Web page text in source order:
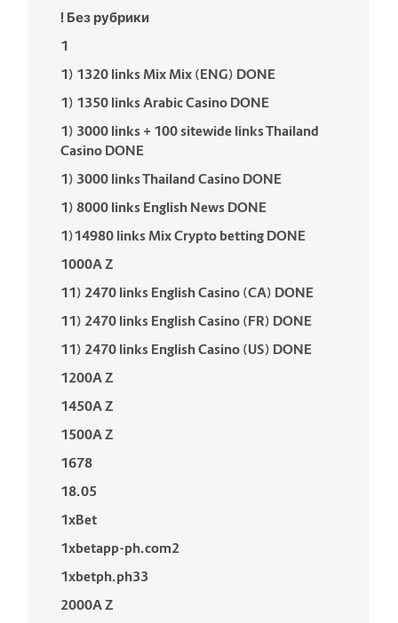
! Без рубрики
1
1) 1320 links Mix Mix (ENG) DONE
1) 1350 links Arabic Casino DONE
1) 3000 links + 100 sitewide links Thailand
Casino DONE
1) 3000 links Thailand Casino DONE
1) 8000 links English News DONE
1)14980 links Mix Crypto betting DONE
1000A Z
11) 2470 links English Casino (CA) DONE
11) 2470 links English Casino (FR) DONE
11) 2470 links English Casino (US) DONE
1200A Z
1450A Z
1500A Z
1678
18.05
1xBet
1xbetapp-ph.com2
1xbetph.ph33
2000A Z